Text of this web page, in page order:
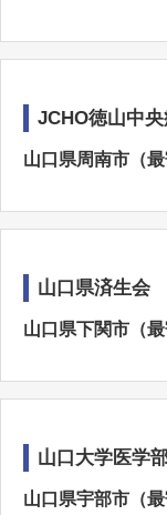
JCHO徳山中
山口県周南市（
山口県済生会
山口県下関市（
山口大学医学
山口県宇部市（